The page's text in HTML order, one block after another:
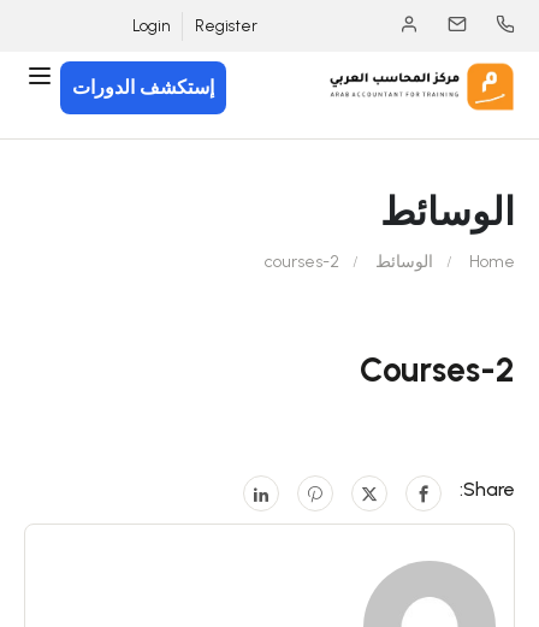
Register
Login
إستكشف الدورات
الوسائط
Home الوسائط courses-2
Courses-2
Share: